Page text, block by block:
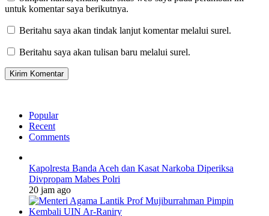
untuk komentar saya berikutnya.
Beritahu saya akan tindak lanjut komentar melalui surel.
Beritahu saya akan tulisan baru melalui surel.
Popular
Recent
Comments
Kapolresta Banda Aceh dan Kasat Narkoba Diperiksa
Divpropam Mabes Polri
20 jam ago